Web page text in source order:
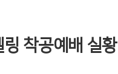
링 착공예배 실황